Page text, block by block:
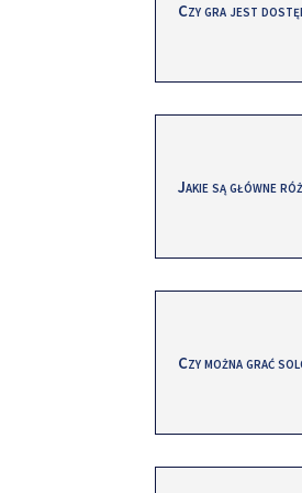
Czy gra jest
Jakie są główne
Czy można grać